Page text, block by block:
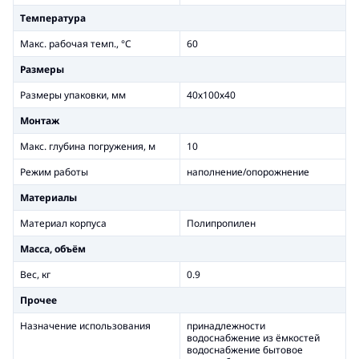
Температура
Макс. рабочая темп., °С
60
Размеры
Размеры упаковки, мм
40х100х40
Монтаж
Макс. глубина погружения, м
10
Режим работы
наполнение/опорожнение
Материалы
Материал корпуса
Полипропилен
Масса, объём
Вес, кг
0.9
Прочее
Назначение использования
принадлежности
водоснабжение из ёмкостей
водоснабжение бытовое